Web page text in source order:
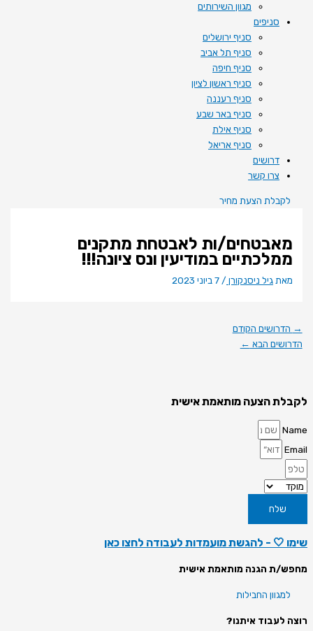
מגוון השירותים
סניפים
סניף ירושלים
סניף תל אביב
סניף חיפה
סניף ראשון לציון
סניף רעננה
סניף באר שבע
סניף אילת
סניף אריאל
דרושים
צרו קשר
לקבלת הצעת מחיר
מאבטחים/ות לאבטחת מתקנים
ממלכתיים במודיעין ונס ציונה!!!
מאתגיל ניסנקורן /7 ביוני 2023
→ הדרושים הקודם
הדרושים הבא ←
לקבלת הצעה מותאמת אישית
Name
Email
שלח
שימו 🤍 - להגשת מועמדות לעבודה לחצו כאן
מחפש/ת הגנה מותאמת אישית
למגוון החבילות
רוצה לעבוד איתנו?